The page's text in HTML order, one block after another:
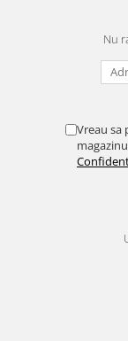
Nu
Vreau sa